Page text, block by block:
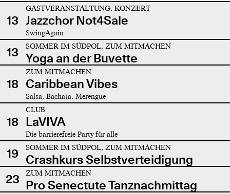
13
GASTVERANSTALTUNG, KONZERT
Jazzchor Not4Sale
SwingAgain
13 SOMMER IM SÜDPOL, ZUM MITMACHEN
Yoga an der Buvette
18
ZUM MITMACHEN
Caribbean Vibes
Salsa, Bachata, Merengue
18
CLUB
LaVIVA
Die barrierefreie Party für alle
19 SOMMER IM SÜDPOL, ZUM MITMACHEN
Crashkurs Selbstverteidigung
23
ZUM MITMACHEN
Pro Senectute Tanznachmittag